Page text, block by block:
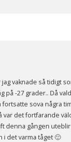
vaknade så tidigt
på -27 grader.. Då
sova några
var det fortfarande
denna gången
i det varma tåget 🙂